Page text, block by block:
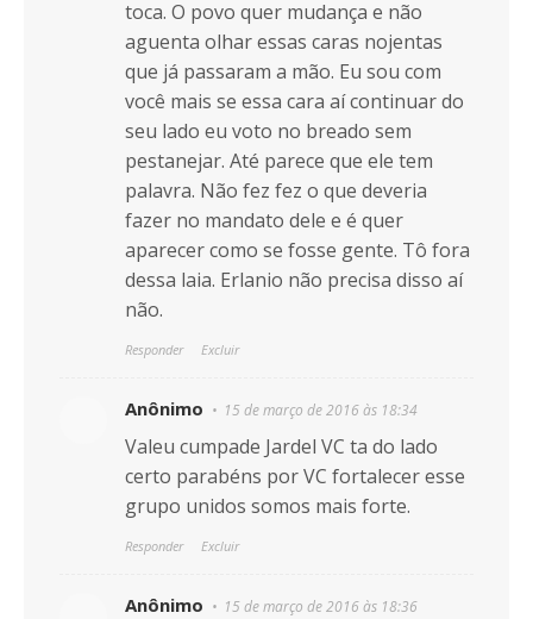
toca. O povo quer mudança e não
aguenta olhar essas caras nojentas
que já passaram a mão. Eu sou com
você mais se essa cara aí continuar do
seu lado eu voto no breado sem
pestanejar. Até parece que ele tem
palavra. Não fez fez o que deveria
fazer no mandato dele e é quer
aparecer como se fosse gente. Tô fora
dessa laia. Erlanio não precisa disso aí
não.
Responder Excluir
Anônimo 15 de março de 2016 às 18:34
Valeu cumpade Jardel VC ta do lado
certo parabéns por VC fortalecer esse
grupo unidos somos mais forte.
Responder Excluir
Anônimo 15 de março de 2016 às 18:36